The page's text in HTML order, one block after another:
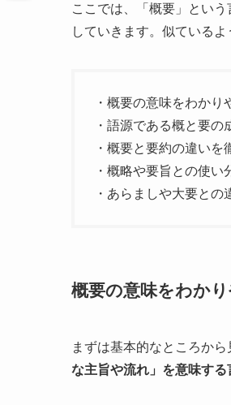
ここでは、「概要」とい
していきます。似ている
・概要の意味をわかり
・語源である概と要の
・概要と要約の違いを
・概略や要旨との使い
・あらましや大要との
概要の意味をわか
まずは基本的なところか
な主旨や流れ」を意味する